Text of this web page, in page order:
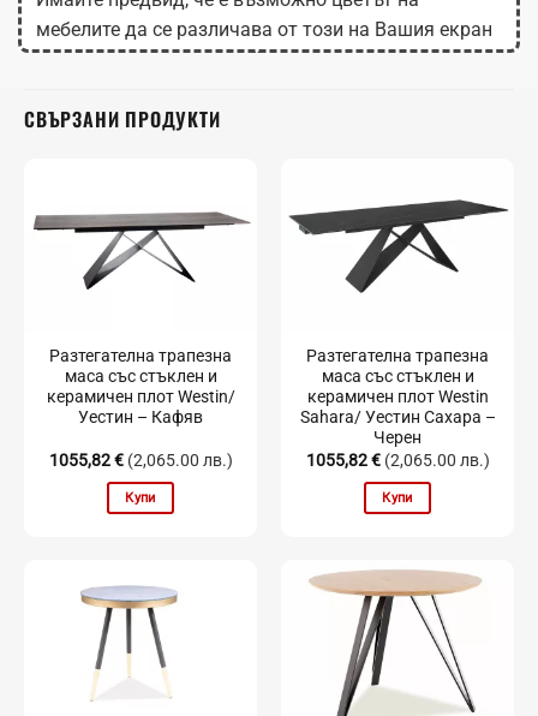
мебелите да се различава от този на Вашия екран
в зависимост от настройките на монитора.
СВЪРЗАНИ ПРОДУКТИ
Разтегателна трапезна
маса със стъклен и
керамичен плот Westin/
Уестин – Кафяв
1055,82€ (2,065.00 лв.)
Купи
Разтегателна трапезна
маса със стъклен и
керамичен плот Westin
Sahara/ Уестин Сахара –
Черен
1055,82€ (2,065.00 лв.)
Купи